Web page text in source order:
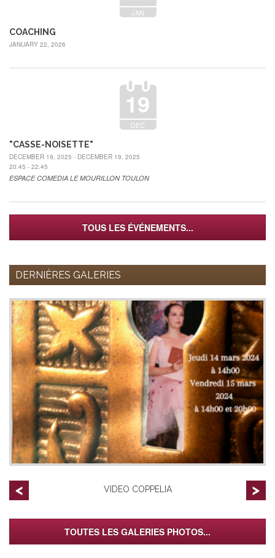
JAN
COACHING
JANUARY 22, 2026
19
DEC
"CASSE-NOISETTE"
DECEMBER 19, 2025 - DECEMBER 19, 2025
20.45 - 22.45
ESPACE COMEDIA LE MOURILLON TOULON
TOUS LES ÉVÉNEMENTS...
DERNIÈRES GALERIES
VIDEO COPPELIA
TOUTES LES GALERIES PHOTOS...